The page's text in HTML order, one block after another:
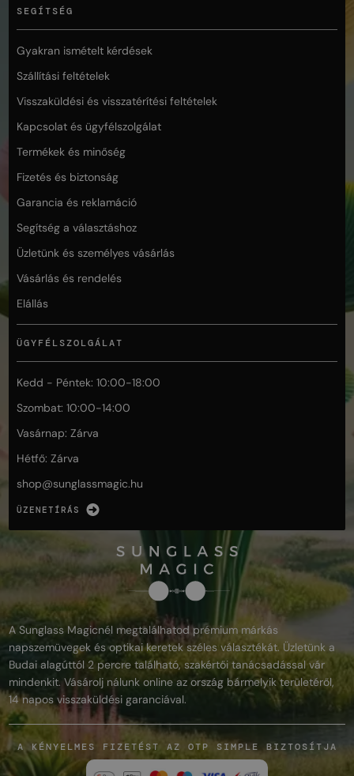
SEGÍTSÉG
Gyakran ismételt kérdések
Szállítási feltételek
Visszaküldési és visszatérítési feltételek
Kapcsolat és ügyfélszolgálat
Termékek és minőség
Fizetés és biztonság
Garancia és reklamáció
Segítség a választáshoz
Üzletünk és személyes vásárlás
Vásárlás és rendelés
Elállás
ÜGYFÉLSZOLGÁLAT
Kedd - Péntek: 10:00-18:00
Szombat: 10:00-14:00
Vasárnap: Zárva
Hétfő: Zárva
shop@sunglassmagic.hu
ÜZENETÍRÁS
A Sunglass Magicnél megtalálhatod prémium márkás
napszemüvegek és optikai keretek széles választékát. Üzletünk a
Budai alagúttól 2 percre található, szakértői tanácsadással vár
mindenkit. Vásárolj nálunk online az ország bármelyik területéről,
14 napos visszaküldési garanciával.
A KÉNYELMES FIZETÉST AZ OTP SIMPLE BIZTOSÍTJA